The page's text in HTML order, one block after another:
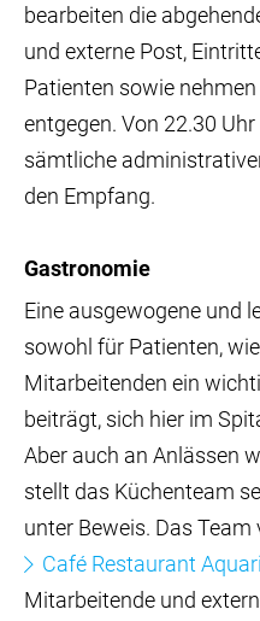
bearbeiten die
und externe Post,
Patienten sowie
entgegen. Von 22.30
sämtliche
den Empfang.
Gastronomie
Eine ausgewogene und
sowohl für Patienten,
Mitarbeitenden ein
beiträgt, sich hier im
Aber auch an Anlässen
stellt das Küchenteam
unter Beweis. Das Team
Café Restaurant
Mitarbeitende und